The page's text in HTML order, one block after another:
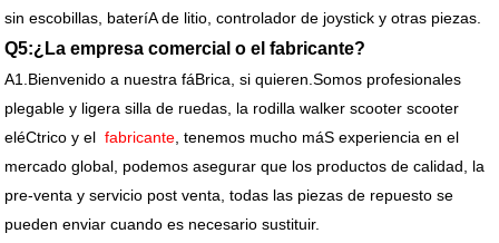
sin escobillas, bateríA de litio, controlador de joystick y otras piezas.
Q5:¿La empresa comercial o el fabricante?
A1.Bienvenido a nuestra fáBrica, si quieren.Somos profesionales
plegable y ligera silla de ruedas, la rodilla walker scooter scooter
eléCtrico y el fabricante , tenemos mucho máS experiencia en el
mercado global, podemos asegurar que los productos de calidad, la
pre-venta y servicio post venta, todas las piezas de repuesto se
pueden enviar cuando es necesario sustituir.